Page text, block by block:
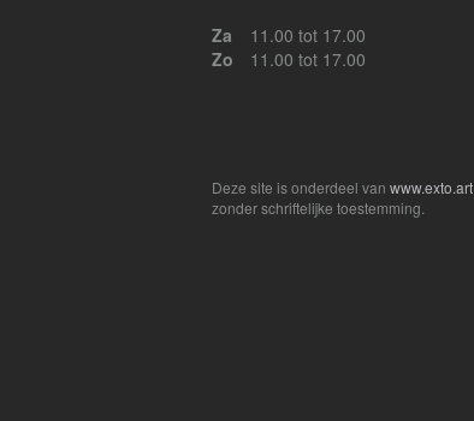
Za
11.00 tot 17.00
Zo
11.00 tot 17.00
Deze site is onderdeel van www.exto.art
zonder schriftelijke toestemming.